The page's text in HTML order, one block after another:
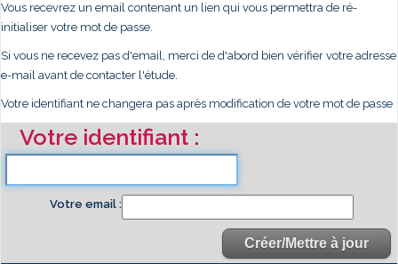
Vous recevrez un email contenant un lien qui vous permettra de ré-
initialiser votre mot de passe.
Si vous ne recevez pas d'email, merci de d'abord bien vérifier votre adresse
e-mail avant de contacter l'étude.
Votre identifiant ne changera pas après modification de votre mot de passe
Votre identifiant
Votre email